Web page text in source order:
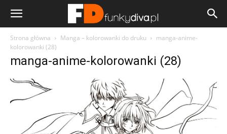
Strona główna Manga – kolorowanki do druku
manga-anime-
kolorowanki (28)
manga-anime-kolorowanki (28)